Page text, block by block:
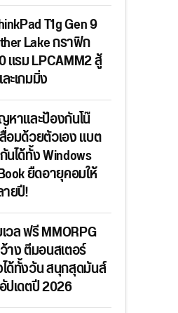
T1g Gen 9
Lake กราฟิก
แรม LPCAMM2 สู้
ะเกมมิ่ง
าและป้องกันโน๊
อมด้วยตัวเอง แบต
ได้ทั้ง Windows
ยืดอายุคอมให้
ยปี!
วล ฟรี MMORPG
าง ตีมอนสเตอร์
ด้ทั้งวัน สนุกสุดมันส์
เดตปี 2026